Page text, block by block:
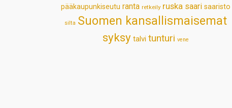
pääkaupunkiseutu ranta retkeily ruska saari saaristo
silta Suomen kansallismaisemat
syksy talvi tunturi vene